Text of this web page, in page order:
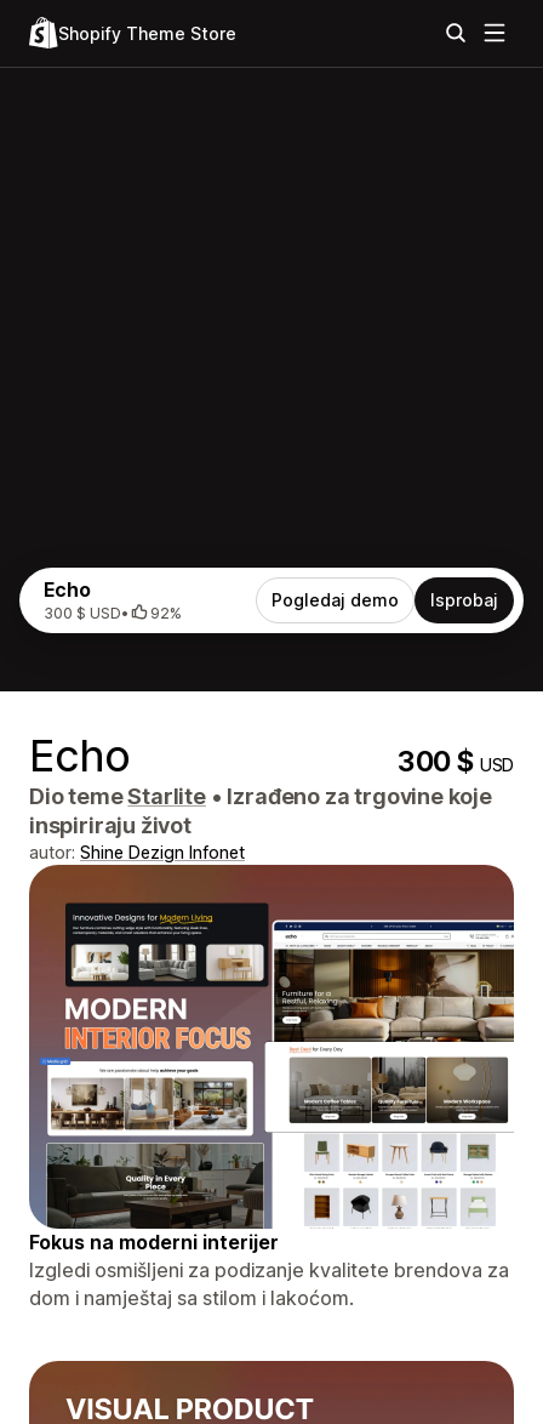
Shopify Theme Store
Echo
300 $ USD• 92%
Pogledaj demo Isprobaj
Echo 300 $USD
Dio temeStarlite • Izrađeno za trgovine koje
inspiriraju život
autor: Shine Dezign Infonet
Fokus na moderni interijer
Izgledi osmišljeni za podizanje kvalitete brendova za
dom i namještaj sa stilom i lakoćom.